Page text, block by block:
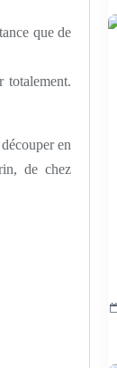
que de
en
de chez